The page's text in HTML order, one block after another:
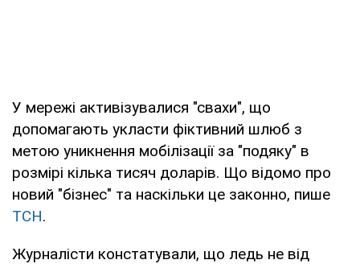
У мережі активізувалися "свахи", що
допомагають укласти фіктивний шлюб з
метою уникнення мобілізації за "подяку" в
розмірі кілька тисяч доларів. Що відомо про
новий "бізнес" та наскільки це законно, пише
ТСН.
Журналісти констатували, що ледь не від